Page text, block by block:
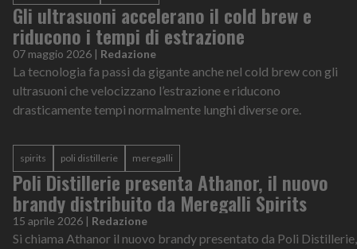
Gli ultrasuoni accelerano il cold brew e
riducono i tempi di estrazione
07 maggio 2026 | Redazione
La tecnologia fa passi da gigante anche nel cold brew con gli
ultrasuoni che velocizzano l’estrazione e riducono
drasticamente tempi normalmente lunghi diverse ore.
spirits poli distillerie meregalli
Poli Distillerie presenta Athanor, il nuovo
brandy distribuito da Meregalli Spirits
15 aprile 2026 | Redazione
Si chiama Athanor il nuovo brandy presentato da Poli Distillerie,